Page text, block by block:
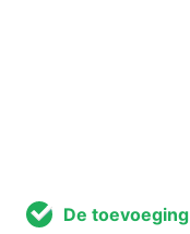
De toevoeging